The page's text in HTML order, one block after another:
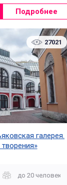
Подробнее
27021
галерея.
до 20 человек